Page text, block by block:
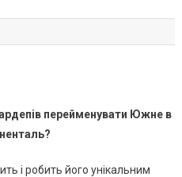
перейменувати Южне в
і робить його унікальним